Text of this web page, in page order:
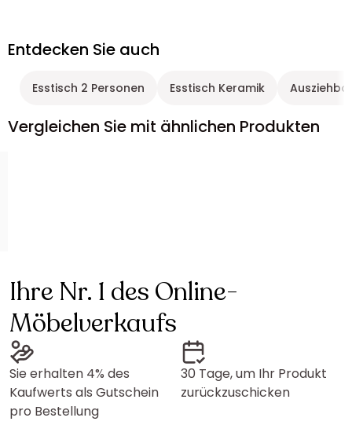
Entdecken Sie auch
Esstisch 2 Personen Esstisch Keramik
Vergleichen Sie mit ähnlichen Produkten
Ihre Nr. 1 des Online-
Möbelverkaufs
Sie erhalten 4% des
Kaufwerts als Gutschein
pro Bestellung
30 Tage, um Ihr Produkt
zurückzuschicken